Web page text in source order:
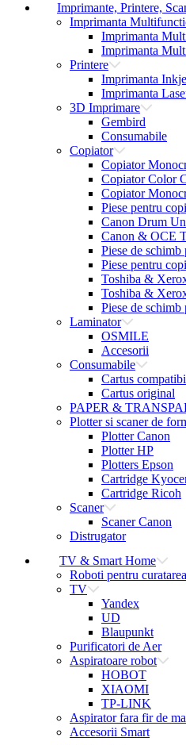
Imprimante, Printere,
Imprimanta
Imprimanta
Imprimanta
Printere
Imprimanta
Imprimanta
3D Imprimare
Gembird
Consumabile
Copiator
Copiator
Copiator Color
Copiator
Piese pentru
Canon Drum
Canon & OCE
Piese de
Piese pentru
Toshiba &
Toshiba &
Piese de schimb
Laminator
OSMILE
Accesorii
Consumabile
Cartus
Cartus original
PAPER &
Plotter si scaner de
Plotter Canon
Plotter HP
Plotters Epson
Cartridge
Cartridge Ricoh
Scaner
Scaner Canon
Distrugator
TV & Smart Home
Roboti pentru
TV
Yandex
UD
Blaupunkt
Purificatori de Aer
Aspiratoare robot
HOBOT
XIAOMI
TP-LINK
Aspirator fara fir de
Accesorii Smart